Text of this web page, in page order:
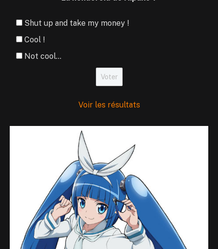
Shut up and take my money !
Cool !
Not cool...
Voir les résultats